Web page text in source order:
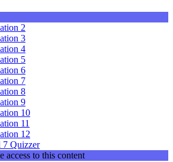
2
3
4
5
6
7
8
9
10
11
12
7 Quizzer
access to this content